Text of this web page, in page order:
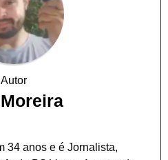
Autor
34 anos e é Jornalista,